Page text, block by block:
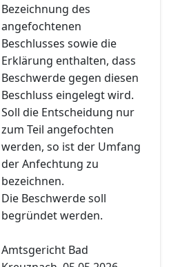
Bezeichnung des
angefochtenen
Beschlusses sowie die
Erklärung enthalten, dass
Beschwerde gegen diesen
Beschluss eingelegt wird.
Soll die Entscheidung nur
zum Teil angefochten
werden, so ist der Umfang
der Anfechtung zu
bezeichnen.
Die Beschwerde soll
begründet werden.
Amtsgericht Bad